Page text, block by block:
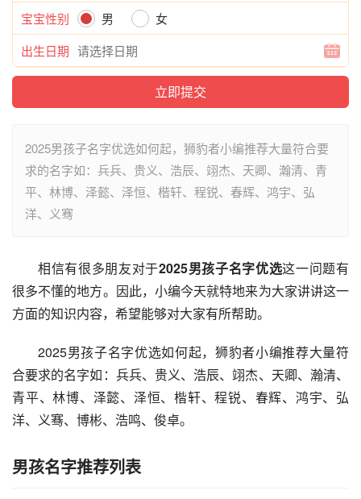
宝宝性别
男
女
出生日期
2025男孩子名字优选如何起，狮豹者小编推荐大量符合要
求的名字如：兵兵、贵义、浩辰、翊杰、天卿、瀚清、青
平、林博、泽懿、泽恒、楷轩、程锐、春辉、鸿宇、弘
洋、义骞
相信有很多朋友对于2025男孩子名字优选这一问题有
很多不懂的地方。因此，小编今天就特地来为大家讲讲这一
方面的知识内容，希望能够对大家有所帮助。
2025男孩子名字优选如何起，狮豹者小编推荐大量符
合要求的名字如：兵兵、贵义、浩辰、翊杰、天卿、瀚清、
青平、林博、泽懿、泽恒、楷轩、程锐、春辉、鸿宇、弘
洋、义骞、博彬、浩鸣、俊卓。
男孩名字推荐列表